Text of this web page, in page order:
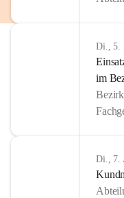
Di., 5.
im
Di., 7.